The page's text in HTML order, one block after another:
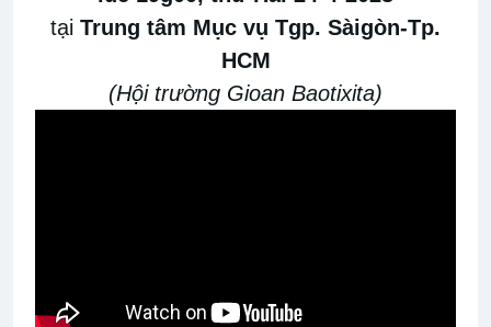
tại Trung tâm Mục vụ Tgp. Sàigòn-Tp.
HCM
(Hội trường Gioan Baotixita)